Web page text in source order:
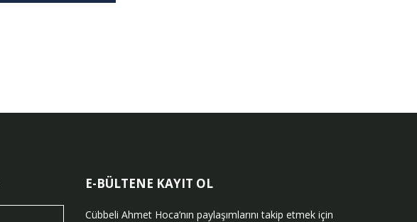
E-BÜLTENE KAYIT OL
Cübbeli Ahmet Hoca’nın paylaşımlarını takip etmek için